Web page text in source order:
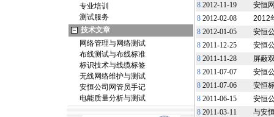
专业培训
测试服务
技术文章
网络管理与网络测试
布线测试与布线标准
标识技术与线缆标签
无线网络维护与测试
安恒公司网管员手记
电能质量分析与测试
8 2012-11-19
安恒
8 2012-02-08
2012
8 2012-01-05
安恒
8 2011-12-25
安恒
8 2011-11-28
屏蔽
8 2011-07-07
安恒
8 2011-07-06
安恒
8 2011-06-15
安恒
8 2011-03-11
与安